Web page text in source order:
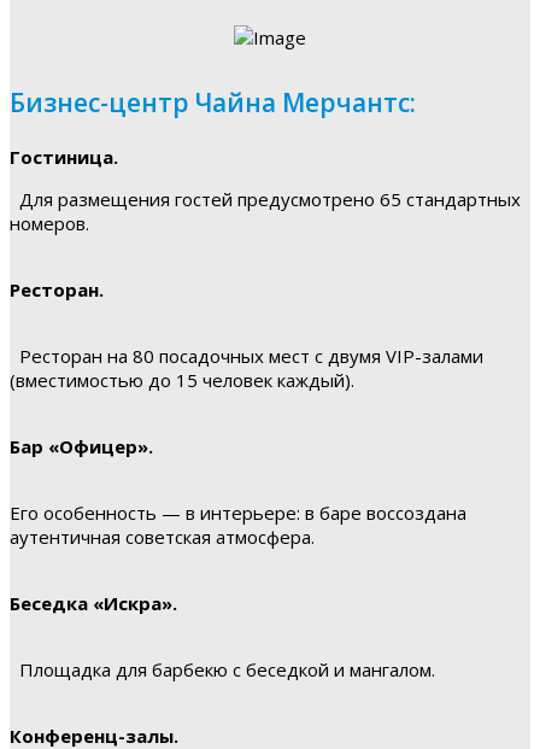
Бизнес-центр Чайна Мерчантс:
Гостиница.
Для размещения гостей предусмотрено 65 стандартных
номеров.
Ресторан.
Ресторан на 80 посадочных мест с двумя VIP-залами
(вместимостью до 15 человек каждый).
Бар «Офицер».
Его особенность — в интерьере: в баре воссоздана
аутентичная советская атмосфера.
Беседка «Искра».
Площадка для барбекю с беседкой и мангалом.
Конференц-залы.